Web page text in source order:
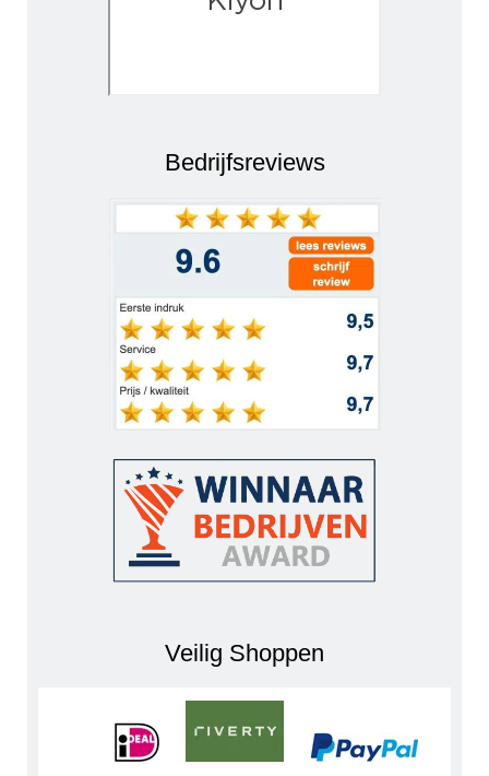
Bedrijfsreviews
Veilig Shoppen